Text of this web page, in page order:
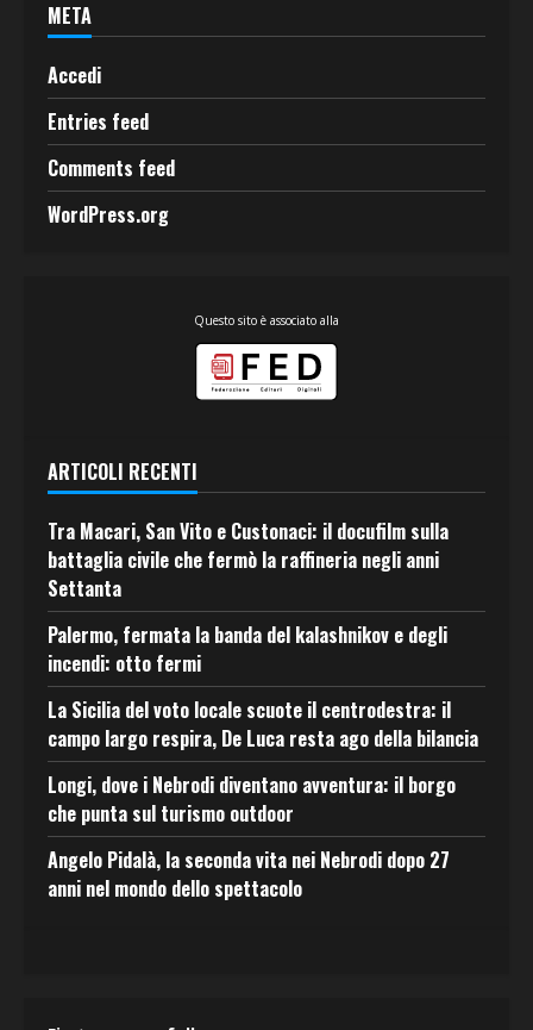
META
Accedi
Entries feed
Comments feed
WordPress.org
Questo sito è associato alla
ARTICOLI RECENTI
Tra Macari, San Vito e Custonaci: il docufilm sulla
battaglia civile che fermò la raffineria negli anni
Settanta
Palermo, fermata la banda del kalashnikov e degli
incendi: otto fermi
La Sicilia del voto locale scuote il centrodestra: il
campo largo respira, De Luca resta ago della bilancia
Longi, dove i Nebrodi diventano avventura: il borgo
che punta sul turismo outdoor
Angelo Pidalà, la seconda vita nei Nebrodi dopo 27
anni nel mondo dello spettacolo